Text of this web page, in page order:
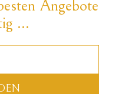
Angebote
...